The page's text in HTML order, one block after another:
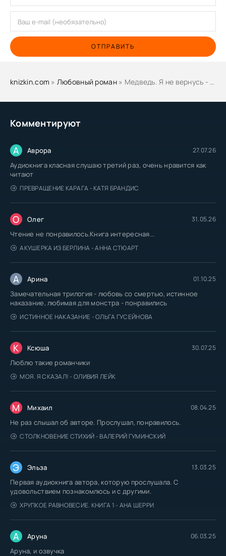
Комментируют
А Аврора 27.07.26
Аудиокнига класная слушаю третий раз, очень нравится как
читают
ПРЕВРАЩЕНИЕ КАРАГА - КАТЯ БРАНДИС
О Олег 31.05.26
Чтение не понравилось.Книга интересная...
АКУШЕРКА ИЗ БЕРЛИНА - АННА СТЮАРТ
А Арина 01.10.25
Замечательная трилогия - любовь со смертью, истинное
наказание, любимая для монстра - понравились
ИСТИННОЕ НАКАЗАНИЕ - ОЛЬГА ГУСЕЙНОВА
К Ксюша 30.07.25
Люблю такие романчики
МОЯ. Я СКАЗАЛ! - ОЛИВИЯ ЛЕЙК
М Михаил 08.04.25
Не раз слышал об авторе. Прослушал, понравилось.
СТОЛКНОВЕНИЕ СТИХИЙ - ВАЛЕРИЙ ГУМИНСКИЙ
Э Эльза 13.03.25
Первая аудиокнига автора, которую прослушала. С
удовольствием познакомлюсь и с другими.
ХРУПКОЕ РАВНОВЕСИЕ. КНИГА 1 - АНА ШЕРРИ
А Аруна 06.03.25
Аруна, и озвучка
ОТПРАВИТЬ
knizkin.com » Любовный роман» Медведь. Я не вернусь - Анастасия Шерр